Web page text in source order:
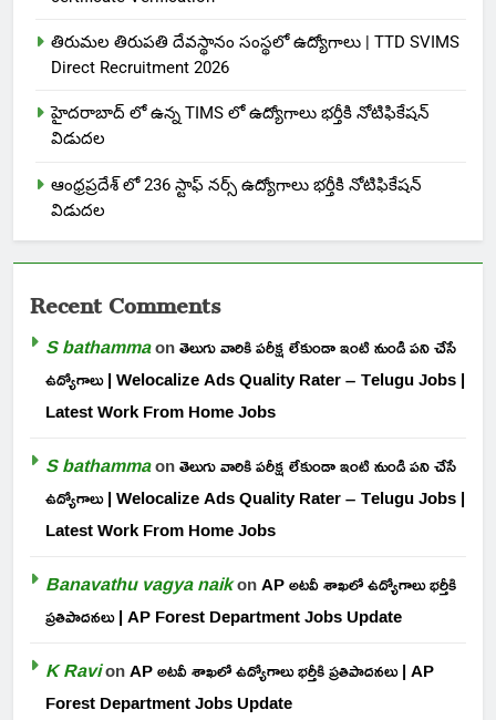
తిరుమల తిరుపతి దేవస్థానం సంస్థలో ఉద్యోగాలు | TTD SVIMS
Direct Recruitment 2026
హైదరాబాద్ లో ఉన్న TIMS లో ఉద్యోగాలు భర్తీకి నోటిఫికేషన్
విడుదల
ఆంధ్రప్రదేశ్ లో 236 స్టాఫ్ నర్స్ ఉద్యోగాలు భర్తీకి నోటిఫికేషన్
విడుదల
Recent Comments
S bathammaonతెలుగు వారికి పరీక్ష లేకుండా ఇంటి నుండి పని చేసే
ఉద్యోగాలు | Welocalize Ads Quality Rater – Telugu Jobs |
Latest Work From Home Jobs
S bathammaonతెలుగు వారికి పరీక్ష లేకుండా ఇంటి నుండి పని చేసే
ఉద్యోగాలు | Welocalize Ads Quality Rater – Telugu Jobs |
Latest Work From Home Jobs
Banavathu vagya naikonAP అటవీ శాఖలో ఉద్యోగాలు భర్తీకి
ప్రతిపాదనలు | AP Forest Department Jobs Update
K RavionAP అటవీ శాఖలో ఉద్యోగాలు భర్తీకి ప్రతిపాదనలు | AP
Forest Department Jobs Update